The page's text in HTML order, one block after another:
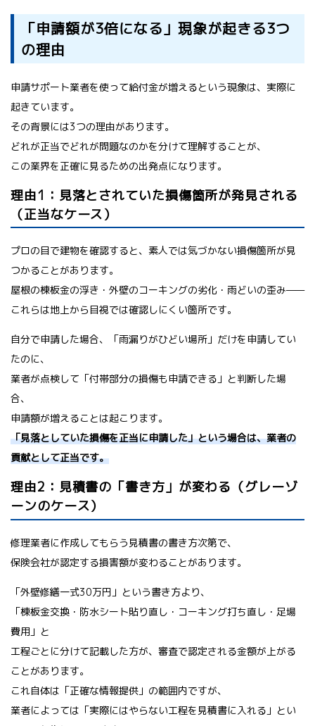
「申請額が3倍になる」現象が起きる3つ
の理由
申請サポート業者を使って給付金が増えるという現象は、実際に
起きています。
その背景には3つの理由があります。
どれが正当でどれが問題なのかを分けて理解することが、
この業界を正確に見るための出発点になります。
理由1：見落とされていた損傷箇所が発見される
（正当なケース）
プロの目で建物を確認すると、素人では気づかない損傷箇所が見
つかることがあります。
屋根の棟板金の浮き・外壁のコーキングの劣化・雨どいの歪み——
これらは地上から目視では確認しにくい箇所です。
自分で申請した場合、「雨漏りがひどい場所」だけを申請してい
たのに、
業者が点検して「付帯部分の損傷も申請できる」と判断した場
合、
申請額が増えることは起こります。
「見落としていた損傷を正当に申請した」という場合は、業者の
貢献として正当です。
理由2：見積書の「書き方」が変わる（グレーゾ
ーンのケース）
修理業者に作成してもらう見積書の書き方次第で、
保険会社が認定する損害額が変わることがあります。
「外壁修繕一式30万円」という書き方より、
「棟板金交換・防水シート貼り直し・コーキング打ち直し・足場
費用」と
工程ごとに分けて記載した方が、審査で認定される金額が上がる
ことがあります。
これ自体は「正確な情報提供」の範囲内ですが、
業者によっては「実際にはやらない工程を見積書に入れる」とい